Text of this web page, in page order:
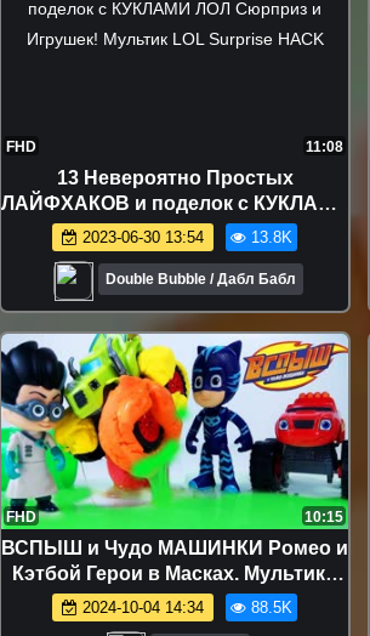
FHD 11:08
13 Невероятно Простых
ЛАЙФХАКОВ и поделок с КУКЛАМИ
ЛОЛ Сюрприз и Игрушек! Мультик
LOL Surprise HACK
2023-06-30 13:54 13.8K
Double Bubble / Дабл Бабл
FHD 10:15
ВСПЫШ и Чудо МАШИНКИ Ромео и
Кэтбой Герои в Масках. Мультики
про машинки для детей новые
серии 2018
2024-10-04 14:34 88.5K